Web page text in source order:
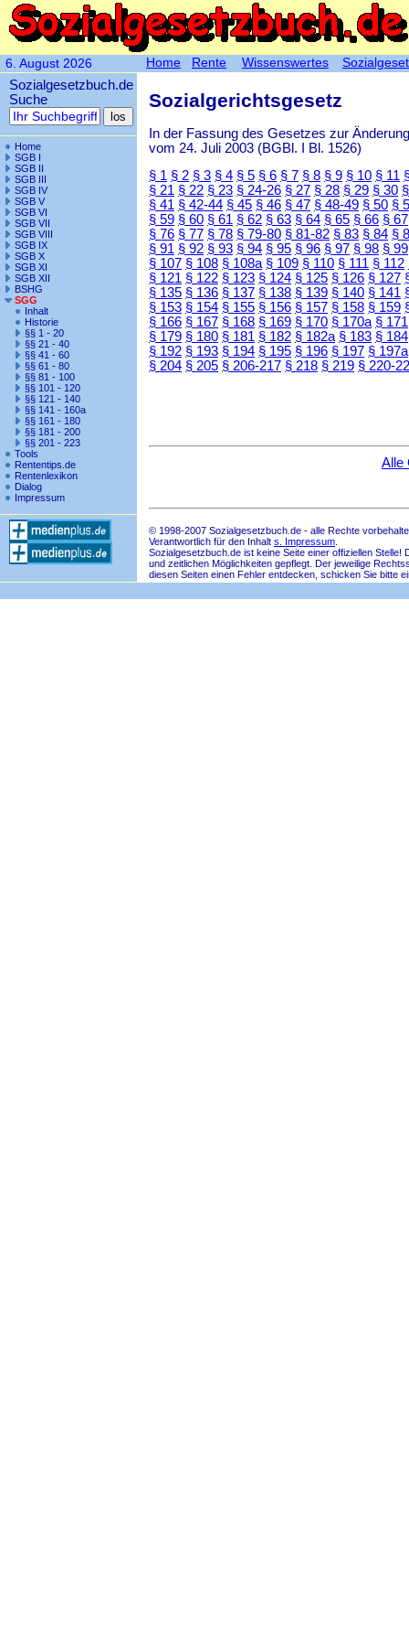
6. August 2026
Sozialgesetzbuch.de
Suche
Home
SGB I
SGB II
SGB III
SGB IV
SGB V
SGB VI
SGB VII
SGB VIII
SGB IX
SGB X
SGB XI
SGB XII
BSHG
SGG
Inhalt
Historie
§§ 1 - 20
§§ 21 - 40
§§ 41 - 60
§§ 61 - 80
§§ 81 - 100
§§ 101 - 120
§§ 121 - 140
§§ 141 - 160a
§§ 161 - 180
§§ 181 - 200
§§ 201 - 223
Tools
Rententips.de
Rentenlexikon
Dialog
Impressum
Sozialgerichtsgesetz
In der Fassung des Gesetzes zur
vom 24. Juli 2003 (BGBl. I Bl. 1526)
§ 1 § 2 § 3 § 4 § 5 § 6 § 7 § 8 § 9 § 10 § 11
§ 21 § 22 § 23 § 24-26 § 27 § 28 § 29 § 30
§ 41 § 42-44 § 45 § 46 § 47 § 48-49 § 50 §
§ 59 § 60 § 61 § 62 § 63 § 64 § 65 § 66 § 67
§ 76 § 77 § 78 § 79-80 § 81-82 § 83 § 84 §
§ 91 § 92 § 93 § 94 § 95 § 96 § 97 § 98 § 99
§ 107 § 108 § 108a § 109 § 110 § 111 § 112
§ 121 § 122 § 123 § 124 § 125 § 126 § 127
§ 135 § 136 § 137 § 138 § 139 § 140 § 141
§ 153 § 154 § 155 § 156 § 157 § 158 § 159
§ 166 § 167 § 168 § 169 § 170 § 170a § 171
§ 179 § 180 § 181 § 182 § 182a § 183 § 184
§ 192 § 193 § 194 § 195 § 196 § 197 § 197a
§ 204 § 205 § 206-217 § 218 § 219 § 220-
Alle
© 1998-2007 Sozialgesetzbuch.de - alle Rechte
Verantwortlich für den Inhalt s. Impressum
Sozialgesetzbuch.de ist keine Seite einer offiziellen
und zeitlichen Möglichkeiten gepflegt. Der jeweilige
diesen Seiten einen Fehler entdecken, schicken Sie bitte
Home Rente Wissenswertes